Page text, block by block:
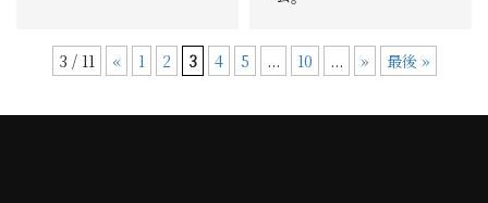
3 / 11 « 1 2 3 4 5 ... 10 ... » 最後 »